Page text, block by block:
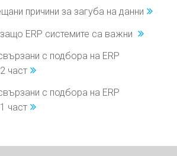
причини за загуба на данни
ERP системите са важни
с подбора на ERP
част
с подбора на ERP
част